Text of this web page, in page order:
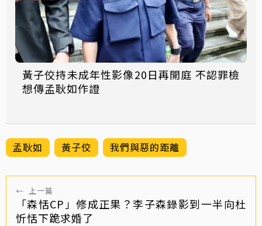
黃子佼持未成年性影像20日再開庭 不認罪檢
想傳孟耿如作證
孟耿如 黃子佼 我們與惡的距離
← 上一篇
「森恬CP」修成正果？李子森錄影到一半向杜
忻恬下跪求婚了